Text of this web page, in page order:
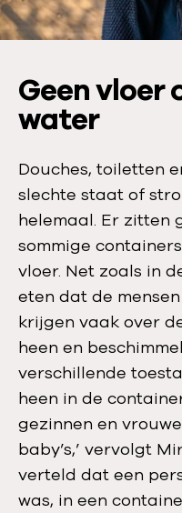
a
l
:
Geen vloer
water
Douches, toiletten
slechte staat of
helemaal. Er zitten
sommige
vloer. Net zoals in
eten dat de
krijgen vaak over
heen en
verschillende
heen in de
gezinnen en
baby’s,’ vervolgt
verteld dat een
was, in een